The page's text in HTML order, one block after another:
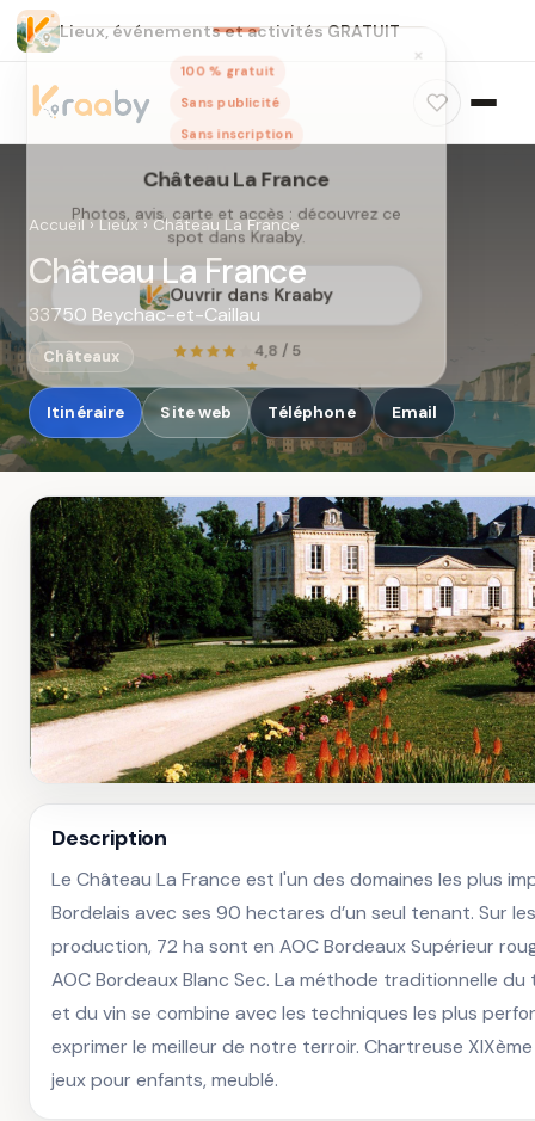
Lieux, événements et activités GRATUIT
×
100 % gratuit
Sans publicité
Château La France
Photos, avis, carte et accès : découvrez ce
Ouvrir dans Kraaby
4,8 / 5
Accueil›Lieux›Château La France
Château La France
33750 Beychac-et-Caillau
Châteaux
Itinéraire Site web Téléphone Email
Description
Le Château La France est l'un des domaines les plus
Bordelais avec ses 90 hectares d’un seul tenant. Sur
production, 72 ha sont en AOC Bordeaux Supérieur
AOC Bordeaux Blanc Sec. La méthode traditionnelle du
et du vin se combine avec les techniques les plus
exprimer le meilleur de notre terroir. Chartreuse
jeux pour enfants, meublé.